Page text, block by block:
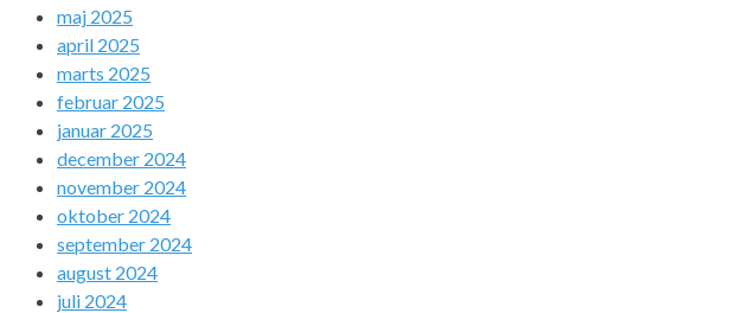
maj 2025
april 2025
marts 2025
februar 2025
januar 2025
december 2024
november 2024
oktober 2024
september 2024
august 2024
juli 2024